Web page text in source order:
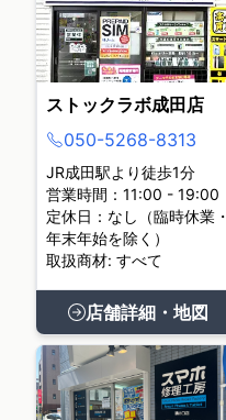
ストックラボ成田店
050-5268-8313
JR成田駅より徒歩1分
営業時間：11:00 - 19:00
定休日：なし（臨時休業・
年末年始を除く）
取扱商材: すべて
店舗詳細・地図